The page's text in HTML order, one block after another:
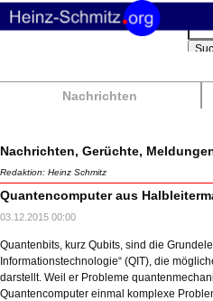
Nachrichten
Nachrichten, Gerüchte,
Redaktion: Heinz Schmitz
Quantencomputer aus
03.12.2015 00:00
Quantenbits, kurz Qubits, sind die
Informationstechnologie“ (QIT), die
darstellt. Weil er Probleme
Quantencomputer einmal komplexe